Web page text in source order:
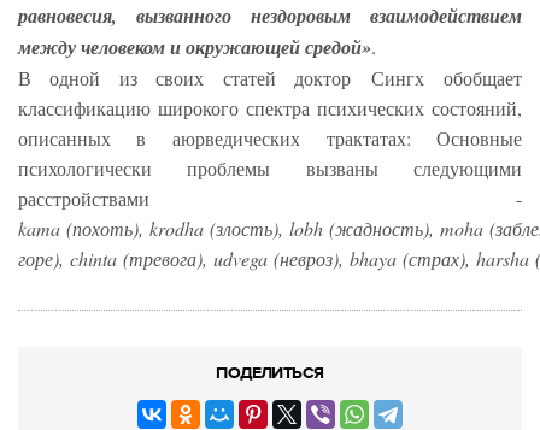
равновесия, вызванного нездоровым взаимодействием
между человеком и окружающей средой».
В одной из своих статей доктор Сингх обобщает
классификацию широкого спектра психических состояний,
описанных в аюрведических трактатах: Основные
психологически проблемы вызваны следующими
расстройствами -
kama (похоть), krodha (злость), lobh (жадность), moha
горе), chinta (тревога), udvega (невроз), bhaya (страх), harsha
ПОДЕЛИТЬСЯ